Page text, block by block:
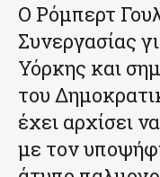
Ο Ρόμπερτ
Συνεργασίας
Υόρκης και
του
έχει αρχίσει
με τον